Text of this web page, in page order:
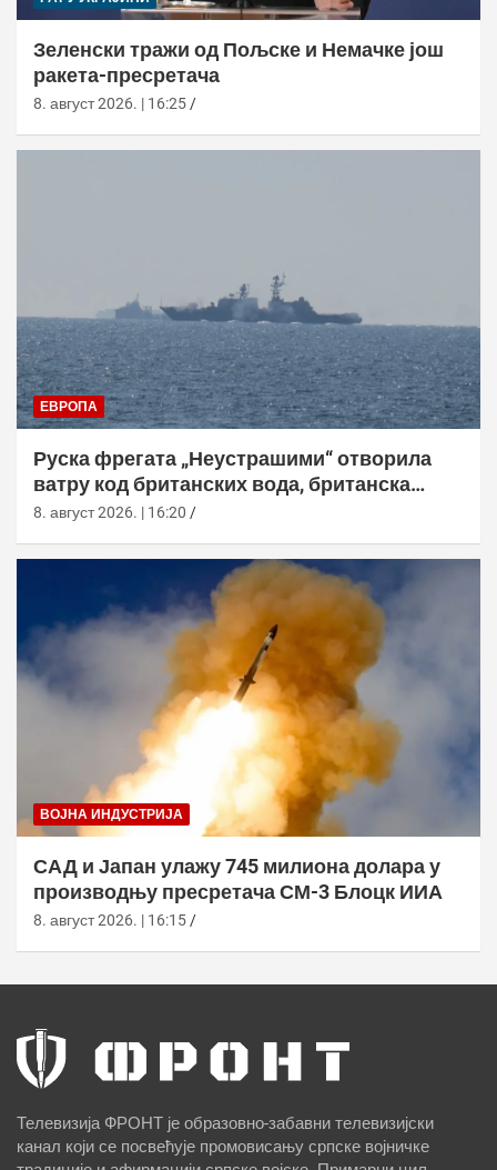
Зеленски тражи од Пољске и Немачке још
ракета-пресретача
8. август 2026. | 16:25
ЕВРОПА
Руска фрегата „Неустрашими“ отворила
ватру код британских вода, британска
морнарица појачала праћење
8. август 2026. | 16:20
ВОЈНА ИНДУСТРИЈА
САД и Јапан улажу 745 милиона долара у
производњу пресретача СМ-3 Блоцк ИИА
8. август 2026. | 16:15
Телевизија ФРОНТ је образовно-забавни телевизијски
канал који се посвећује промовисању српске војничке